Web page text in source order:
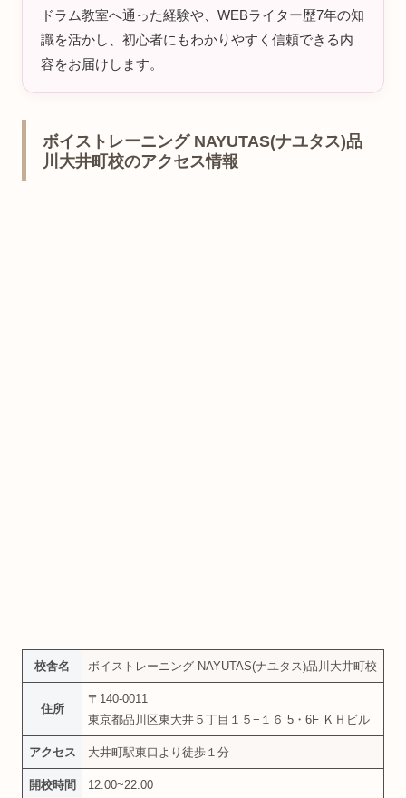
ドラム教室へ通った経験や、WEBライター歴7年の知
識を活かし、初心者にもわかりやすく信頼できる内
容をお届けします。
ボイストレーニング NAYUTAS(ナユタス)品
川大井町校のアクセス情報
校舎名 ボイストレーニング NAYUTAS(ナユタス)品川大井町校
住所
〒140-0011
東京都品川区東大井５丁目１５−１６ 5・6F ＫＨビル
アクセス 大井町駅東口より徒歩１分
開校時間 12:00~22:00